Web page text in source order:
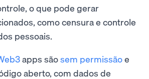
o que pode gerar
como censura e controle
pessoais.
apps sãosem permissãoe
aberto, com dados de